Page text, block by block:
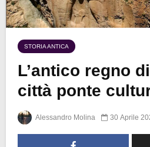
STORIA ANTICA
L’antico regno
città ponte
Alessandro Molina 30 Aprile